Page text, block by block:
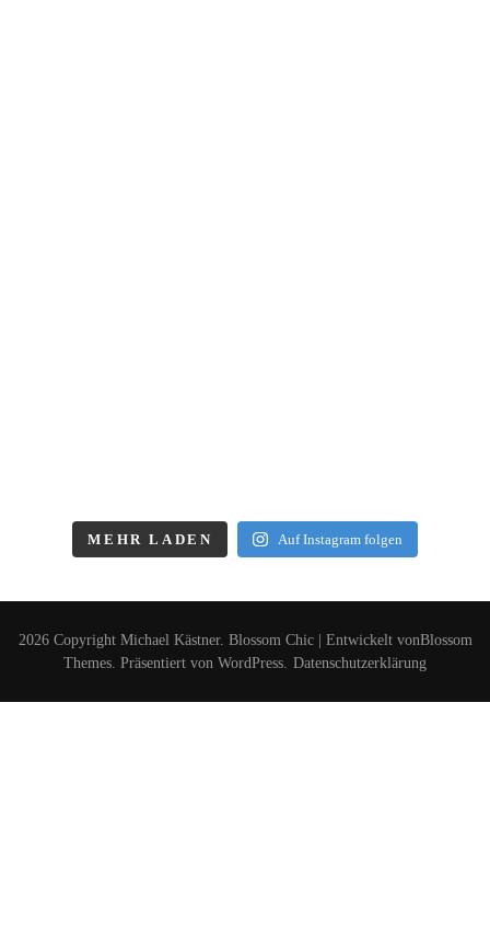
MEHR LADEN Auf Instagram folgen
2026 Copyright Michael Kästner. Blossom Chic | Entwickelt vonBlossom
Themes . Präsentiert von WordPress Datenschutzerklärung